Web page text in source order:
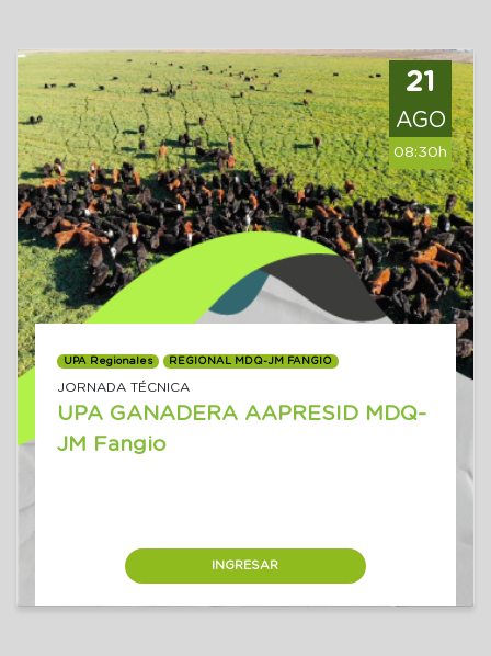
21
AGO
08:30h
UPA Regionales REGIONAL MDQ-JM FANGIO
JORNADA TÉCNICA
UPA GANADERA AAPRESID MDQ-
JM Fangio
INGRESAR